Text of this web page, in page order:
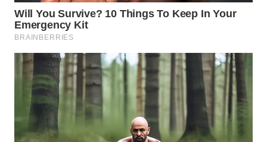
WN
BORNEO
Wahana
Media
WAHANA
NEWS